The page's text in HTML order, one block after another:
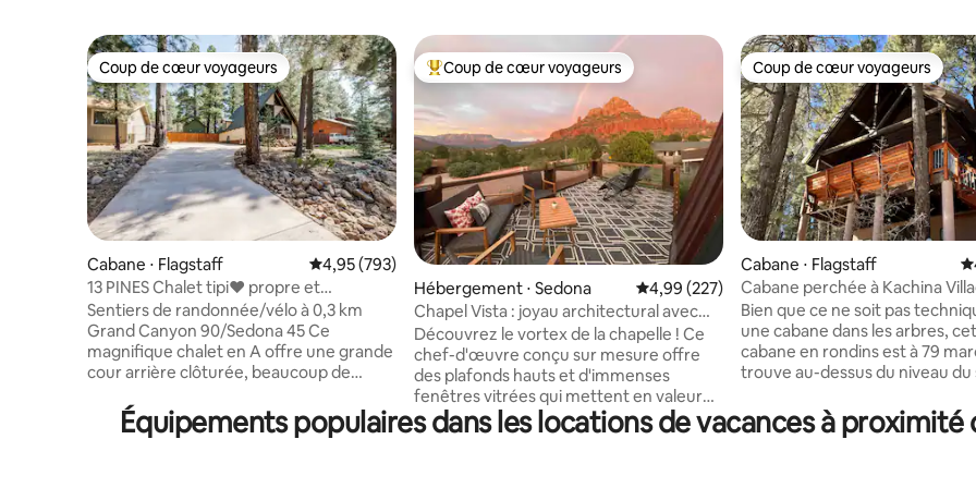
Coup de cœur voyageurs
Coup de cœur voyageurs
Cabane ⋅ Flagstaff Évaluation moyenne sur la base de 793 commentaires : 4,95 sur 5
4,95 (793)
13 PINES Chalet tipi❤️ propre et
confortable à Flagstaff, chiens ✅
Sentiers de randonnée/vélo à 0,3 km
Grand Canyon 90/Sedona 45 Ce
magnifique chalet en A offre une grande
cour arrière clôturée, beaucoup de
votre séjour mémorable. Récemment
rénové avec 3 chambres et 1 salle de bain
Coups de cœur voyageurs les plus appréciés
Coup de cœur voyageurs
Hébergement ⋅ Sedona Évaluation moyenne sur la base de 227
4,99 (227)
Chapel Vista : joyau architectural avec
vues magiques
Découvrez le vortex de la chapelle ! Ce
chef-d'œuvre conçu sur mesure offre
des plafonds hauts et d'immenses
fenêtres vitrées qui mettent en valeur
les montagnes spirituelles de Red Rock à
Sedona. Récemment rénové, l'escapade
Coup de cœur voyageurs
Coup de cœur voyageurs
Cabane ⋅ Flagstaff
Cabane perchée à Kachina
Bien que ce ne soit pas
une cabane dans les arbres,
cabane en rondins est à 79
trouve au-dessus du niveau du
l'intérieur de cette maison
paisible, vous aurez
Équipements populaires dans les locations de vacances à